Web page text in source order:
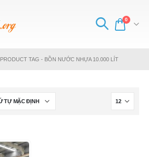
0
PRODUCT TAG - BỒN NƯỚC NHỰA 10.000 LÍT